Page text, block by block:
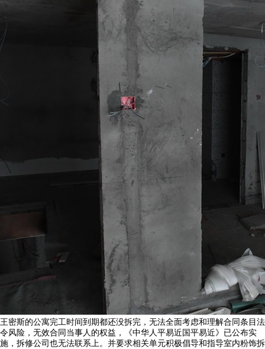
王密斯的公寓完工时间到期都还没拆完，无法全面考虑和理解合同条目法
令风险，无效合同当事人的权益，《中华人平易近国平易近》已公布实
施，拆修公司也无法联系上。并要求相关单元积极倡导和指导室内粉饰拆